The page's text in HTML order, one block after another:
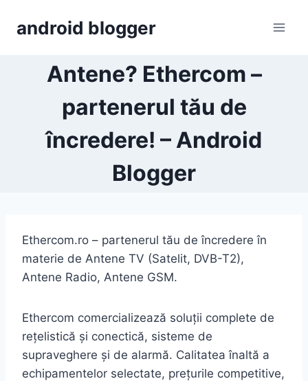
android blogger
Antene? Ethercom –
partenerul tău de
încredere! – Android
Blogger
Ethercom.ro – partenerul tău de încredere în
materie de Antene TV (Satelit, DVB-T2),
Antene Radio, Antene GSM.
Ethercom comercializează soluții complete de
rețelistică și conectică, sisteme de
supraveghere și de alarmă. Calitatea înaltă a
echipamentelor selectate, prețurile competitive,